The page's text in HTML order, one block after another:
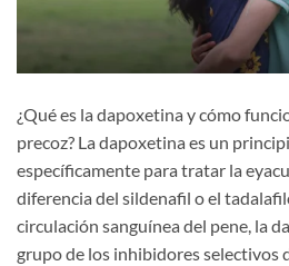
¿Qué es la dapoxetina y cómo
precoz? La dapoxetina es un
específicamente para tratar la
diferencia del sildenafil o el
circulación sanguínea del pene, la
grupo de los inhibidores selectivos